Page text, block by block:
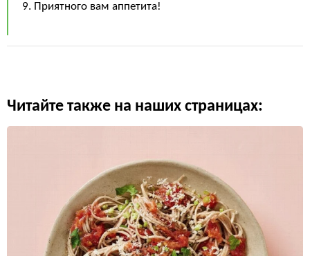
9. Приятного вам аппетита!
Читайте также на наших страницах: